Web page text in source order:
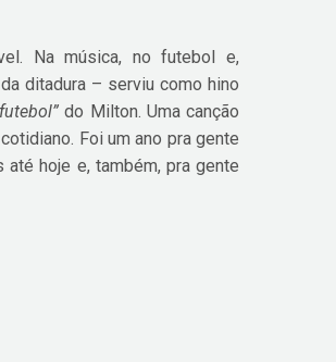
Na música, no futebol e,
ditadura – serviu como hino
do Milton. Uma canção
Foi um ano pra gente
hoje e, também, pra gente